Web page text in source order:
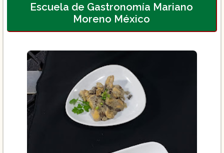
Escuela de Gastronomía Mariano
Moreno México